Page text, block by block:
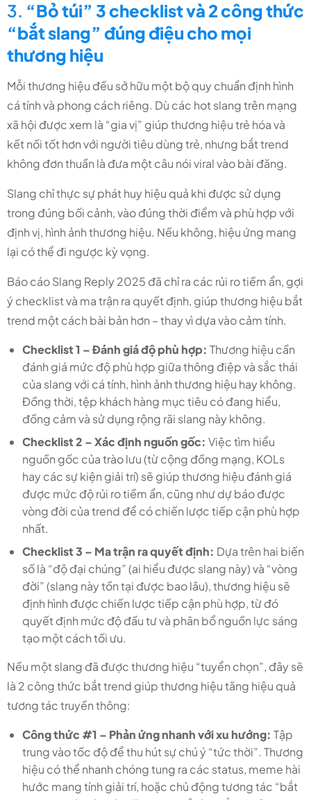
3. “Bỏ túi” 3 checklist và 2 công thức
“bắt slang” đúng điệu cho mọi
thương hiệu
Mỗi thương hiệu đều sở hữu một bộ quy chuẩn định hình
cá tính và phong cách riêng. Dù các hot slang trên mạng
xã hội được xem là “gia vị” giúp thương hiệu trẻ hóa và
kết nối tốt hơn với người tiêu dùng trẻ, nhưng bắt trend
không đơn thuần là đưa một câu nói viral vào bài đăng.
Slang chỉ thực sự phát huy hiệu quả khi được sử dụng
trong đúng bối cảnh, vào đúng thời điểm và phù hợp với
định vị, hình ảnh thương hiệu. Nếu không, hiệu ứng mang
lại có thể đi ngược kỳ vọng.
Báo cáo Slang Reply 2025 đã chỉ ra các rủi ro tiềm ẩn, gợi
ý checklist và ma trận ra quyết định, giúp thương hiệu bắt
trend một cách bài bản hơn – thay vì dựa vào cảm tính.
Checklist 1 – Đánh giá độ phù hợp: Thương hiệu cần
đánh giá mức độ phù hợp giữa thông điệp và sắc thái
của slang với cá tính, hình ảnh thương hiệu hay không.
Đồng thời, tệp khách hàng mục tiêu có đang hiểu,
đồng cảm và sử dụng rộng rãi slang này không.
Checklist 2 – Xác định nguồn gốc: Việc tìm hiểu
nguồn gốc của trào lưu (từ cộng đồng mạng, KOLs
hay các sự kiện giải trí) sẽ giúp thương hiệu đánh giá
được mức độ rủi ro tiềm ẩn, cũng như dự báo được
vòng đời của trend để có chiến lược tiếp cận phù hợp
nhất.
Checklist 3 – Ma trận ra quyết định: Dựa trên hai biến
số là “độ đại chúng” (ai hiểu được slang này) và “vòng
đời” (slang này tồn tại được bao lâu), thương hiệu sẽ
định hình được chiến lược tiếp cận phù hợp, từ đó
quyết định mức độ đầu tư và phân bổ nguồn lực sáng
tạo một cách tối ưu.
Nếu một slang đã được thương hiệu “tuyển chọn”, đây sẽ
là 2 công thức bắt trend giúp thương hiệu tăng hiệu quả
tương tác truyền thông:
Công thức #1 – Phản ứng nhanh với xu hướng: Tập
trung vào tốc độ để thu hút sự chú ý “tức thời”. Thương
hiệu có thể nhanh chóng tung ra các status, meme hài
hước mang tính giải trí, hoặc chủ động tương tác “bắt